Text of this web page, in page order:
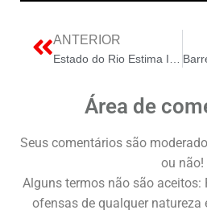
ANTERIOR
Área de
Seus comentários são
ou não!
Alguns termos não são aceitos:
ofensas de qualquer